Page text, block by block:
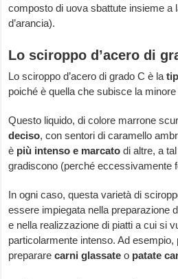
composto di uova sbattute insieme a
d’arancia).
Lo sciroppo d’acero di
Lo sciroppo d’acero di grado C è la
poiché è quella che subisce la
Questo liquido, di colore marrone
deciso, con sentori di caramello
è più intenso e marcato di altre, a
gradiscono (perché eccessivamente
In ogni caso, questa varietà di
essere impiegata nella preparazione
e nella realizzazione di piatti a cui si
particolarmente intenso. Ad
prepararecarni glassateo patate